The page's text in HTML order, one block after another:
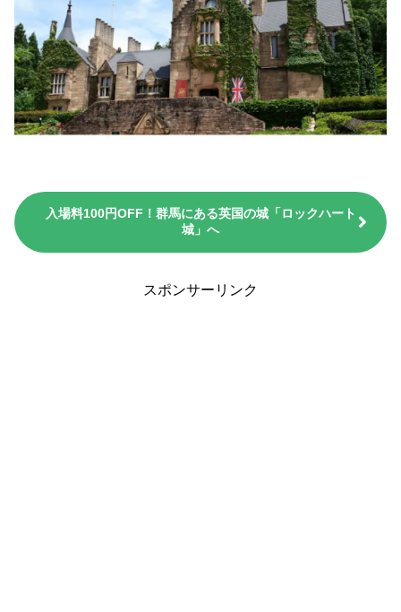
入場料100円OFF！群馬にある英国の城「ロックハート
城」へ
スポンサーリンク